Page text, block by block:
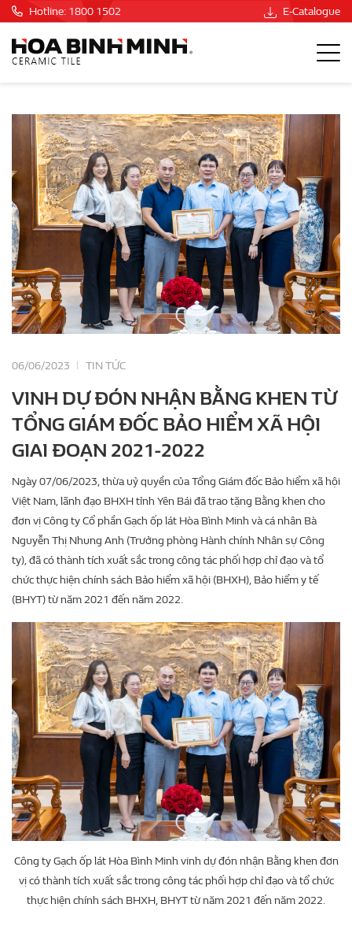
Hotline: 1800 1502 E-Catalogue
06/06/2023 TIN TỨC
VINH DỰ ĐÓN NHẬN BẰNG KHEN TỪ
TỔNG GIÁM ĐỐC BẢO HIỂM XÃ HỘI
GIAI ĐOẠN 2021-2022
Ngày 07/06/2023, thừa uỷ quyền của Tổng Giám đốc Bảo hiểm xã hội
Việt Nam, lãnh đạo BHXH tỉnh Yên Bái đã trao tặng Bằng khen cho
đơn vị Công ty Cổ phần Gạch ốp lát Hòa Bình Minh và cá nhân Bà
Nguyễn Thị Nhung Anh (Trưởng phòng Hành chính Nhân sự Công
ty), đã có thành tích xuất sắc trong công tác phối hợp chỉ đạo và tổ
chức thực hiện chính sách Bảo hiểm xã hội (BHXH), Bảo hiểm y tế
(BHYT) từ năm 2021 đến năm 2022.
Công ty Gạch ốp lát Hòa Bình Minh vinh dự đón nhận Bằng khen đơn
vị có thành tích xuất sắc trong công tác phối hợp chỉ đạo và tổ chức
thực hiện chính sách BHXH, BHYT từ năm 2021 đến năm 2022.